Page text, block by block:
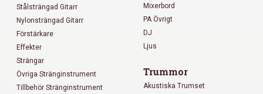
Stålsträngad Gitarr
Nylonsträngad Gitarr
Förstärkare
Effekter
Strängar
Övriga Stränginstrument
Tillbehör Stränginstrument
Mixerbord
PA Övrigt
DJ
Ljus
Trummor
Akustiska Trumset